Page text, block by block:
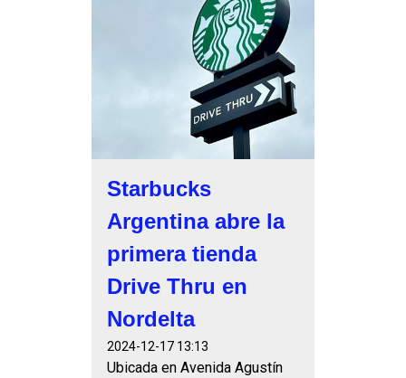
Starbucks
Argentina abre la
primera tienda
Drive Thru en
Nordelta
2024-12-17 13:13
Ubicada en Avenida Agustín